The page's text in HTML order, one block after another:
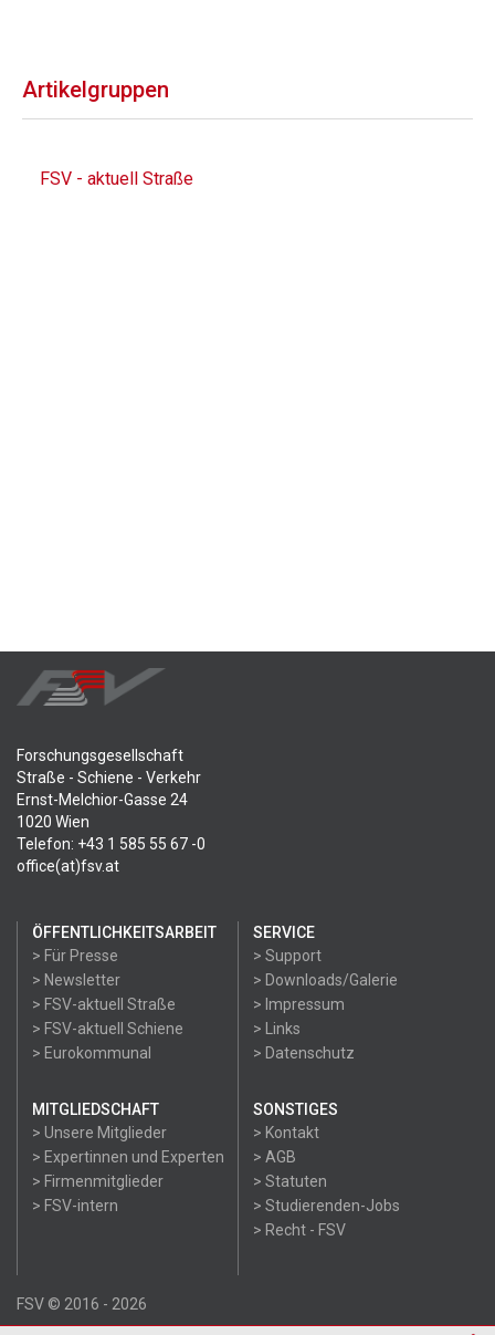
Artikelgruppen
FSV - aktuell Straße
Forschungsgesellschaft
Straße - Schiene - Verkehr
Ernst-Melchior-Gasse 24
1020 Wien
Telefon: +43 1 585 55 67 -0
office(at)fsv.at
ÖFFENTLICHKEITSARBEIT
> Für Presse
> Newsletter
> FSV-aktuell Straße
> FSV-aktuell Schiene
> Eurokommunal
SERVICE
> Support
> Downloads/Galerie
> Impressum
> Links
> Datenschutz
MITGLIEDSCHAFT
> Unsere Mitglieder
> Expertinnen und Experten
> Firmenmitglieder
> FSV-intern
SONSTIGES
> Kontakt
> AGB
> Statuten
> Studierenden-Jobs
> Recht - FSV
FSV © 2016 - 2026